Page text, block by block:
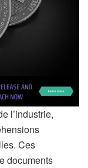
l’industrie,
Ces
documents